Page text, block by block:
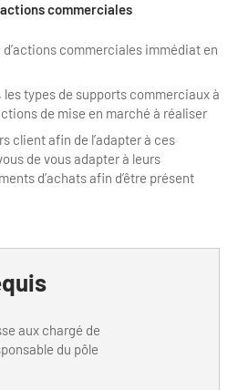
commerciales
commerciales immédiat en
types de supports commerciaux à
de mise en marché à réaliser
client afin de l’adapter à ces
de vous adapter à leurs
d’achats afin d’être présent
aux chargé de
du pôle